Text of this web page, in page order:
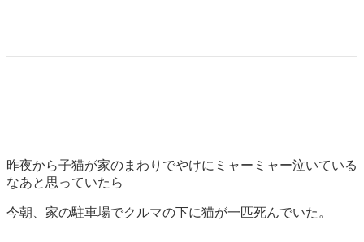
昨夜から子猫が家のまわりでやけにミャーミャー泣いている
なあと思っていたら
今朝、家の駐車場でクルマの下に猫が一匹死んでいた。